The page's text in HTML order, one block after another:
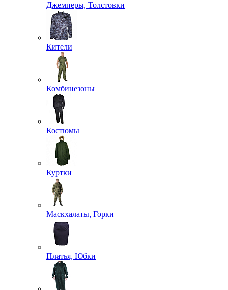
Джемперы, Толстовки
Кители
Комбинезоны
Костюмы
Куртки
Маскхалаты, Горки
Платья, Юбки